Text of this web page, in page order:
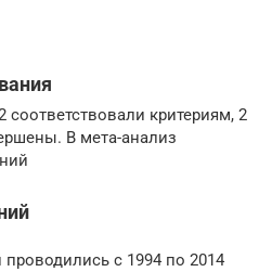
соответствовали критериям, 2
В мета-анализ
с 1994 по 2014